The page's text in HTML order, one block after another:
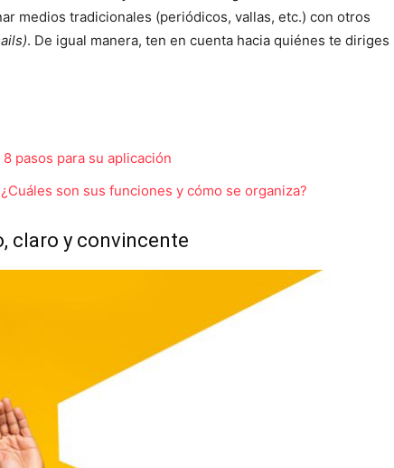
medios tradicionales (periódicos, vallas, etc.) con otros
. De igual manera, ten en cuenta hacia quiénes te diriges
pasos para su aplicación
son sus funciones y cómo se organiza?
claro y convincente